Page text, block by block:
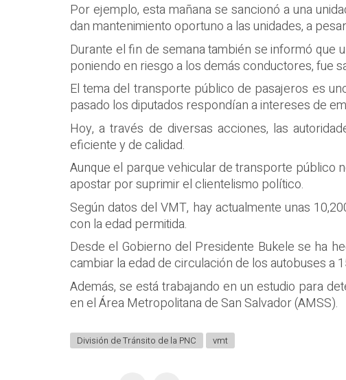
Por ejemplo, esta mañana se sancionó a una
dan mantenimiento oportuno a las unidades, a
Durante el fin de semana también se informó que
poniendo en riesgo a los demás conductores, fue
El tema del transporte público de pasajeros es
pasado los diputados respondían a intereses de
Hoy, a través de diversas acciones, las
eficiente y de calidad.
Aunque el parque vehicular de transporte público
apostar por suprimir el clientelismo político.
Según datos del VMT, hay actualmente unas
con la edad permitida.
Desde el Gobierno del Presidente Bukele se ha
cambiar la edad de circulación de los autobuses a
Además, se está trabajando en un estudio para
en el Área Metropolitana de San Salvador (AMSS).
División de Tránsito de la PNC vmt